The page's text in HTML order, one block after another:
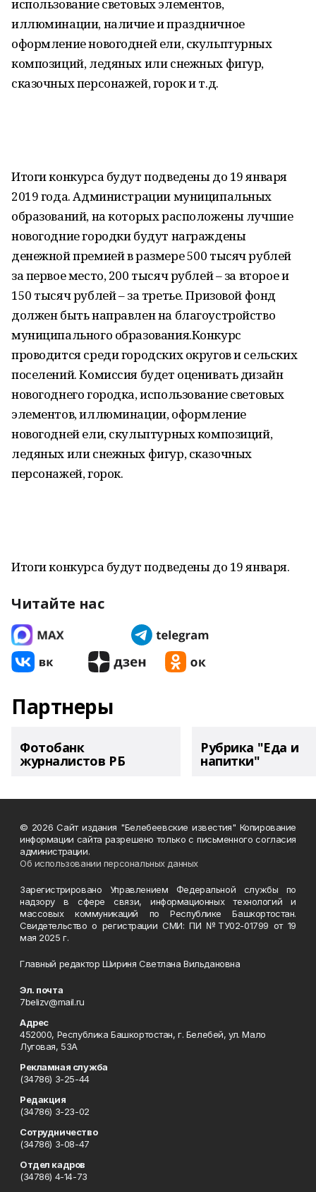
использование световых элементов,
иллюминации, наличие и праздничное
оформление новогодней ели, скульптурных
композиций, ледяных или снежных фигур,
сказочных персонажей, горок и т.д.
Итоги конкурса будут подведены до 19 января
2019 года. Администрации муниципальных
образований, на которых расположены лучшие
новогодние городки будут награждены
денежной премией в размере 500 тысяч рублей
за первое место, 200 тысяч рублей – за второе и
150 тысяч рублей – за третье. Призовой фонд
должен быть направлен на благоустройство
муниципального образования.Конкурс
проводится среди городских округов и сельских
поселений. Комиссия будет оценивать дизайн
новогоднего городка, использование световых
элементов, иллюминации, оформление
новогодней ели, скульптурных композиций,
ледяных или снежных фигур, сказочных
персонажей, горок.
Итоги конкурса будут подведены до 19 января.
Читайте нас
Партнеры
Фотобанк
журналистов РБ
Рубрика "Еда и
напитки"
© 2026 Сайт издания "Белебеевские известия" Копирование
информации сайта разрешено только с письменного согласия
администрации.
Об использовании персональных данных
Зарегистрировано Управлением Федеральной службы по
надзору в сфере связи, информационных технологий и
массовых коммуникаций по Республике Башкортостан.
Свидетельство о регистрации СМИ: ПИ №ТУ02-01799 от 19
мая 2025 г.
Главный редактор Шириня Светлана Вильдановна
Эл. почта
7belizv@mail.ru
Адрес
452000, Республика Башкортостан, г. Белебей, ул. Мало
Луговая, 53А
Рекламная служба
(34786) 3-25-44
Редакция
(34786) 3-23-02
Сотрудничество
(34786) 3-08-47
Отдел кадров
(34786) 4-14-73